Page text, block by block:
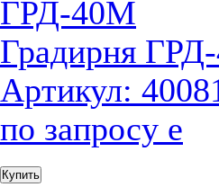
Градирня
Артикул:
по запросу е
Купить